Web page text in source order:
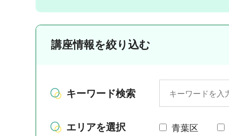
講座情報を絞り込む
キーワード検索
エリアを選択 青葉区